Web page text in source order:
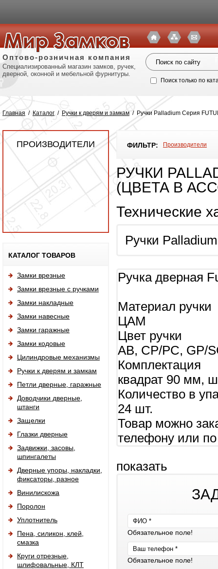
Оптово-розничная компания
Специализированный магазин замков, ручек,
дверной, оконной и мебельной фурнитуры.
Поиск только по
Главная / Каталог / Ручки к дверям и замкам / Ручки Palladium Серия
ПРОИЗВОДИТЕЛИ
КАТАЛОГ ТОВАРОВ
Замки врезные
Замки врезные с ручками
Замки накладные
Замки навесные
Замки гаражные
Замки кодовые
Цилиндровые механизмы
Ручки к дверям и замкам
Петли дверные, гаражные
Доводчики дверные,
штанги
Защелки
Глазки дверные
Задвижки, засовы,
шпингалеты
Дверные упоры, накладки,
фиксаторы, разное
Винилискожа
Поролон
Уплотнитель
Пена, силикон, клей,
смазка
Круги отрезные,
шлифовальные, КЛТ
ФИЛЬТР: Производители
РУЧКИ
(ЦВЕТА В
Технические
Ручки
Ручка дверная
Материал ручки
ЦАМ
Цвет ручки
AB, CP/PC, GP/
Комплектация
квадрат 90 мм,
Количество в
24 шт.
Товар можно
телефону или по
показать
Обязательное поле!
Обязательное поле!